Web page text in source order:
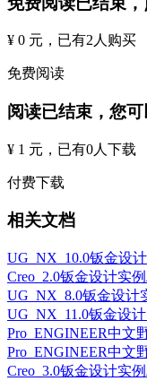
¥ 0 元 ，已有2 人购买
免费阅读
阅读已结束，您
¥ 1 元 ，已有0人下载
付费下载
相关文档
UG_NX_10.0钣金设
Creo_2.0钣金设计实
UG_NX_8.0钣金设计
UG_NX_11.0钣金设
Pro_ENGINEER中文
Pro_ENGINEER中文
Creo_3.0钣金设计实